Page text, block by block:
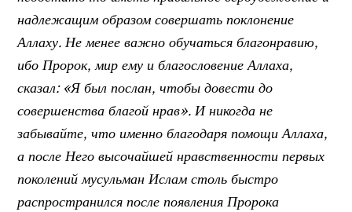
надлежащим образом совершать поклонение
Аллаху. Не менее важно обучаться благонравию,
ибо Пророк, мир ему и благословение Аллаха,
сказал: «Я был послан, чтобы довести до
совершенства благой нрав». И никогда не
забывайте, что именно благодаря помощи Аллаха,
а после Него высочайшей нравственности первых
поколений мусульман Ислам столь быстро
распространился после появления Пророка